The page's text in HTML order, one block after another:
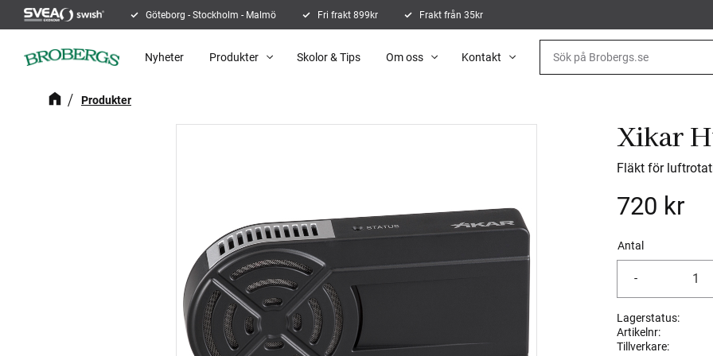
Göteborg - Stockholm - Malmö Fri frakt 899kr Frakt från 35kr
Nyheter Produkter Skolor & Tips Om oss Kontakt
Produkter
Xikar
Fläkt för
720 kr
Antal
-
Lagerstatus
Artikelnr
Tillverkare